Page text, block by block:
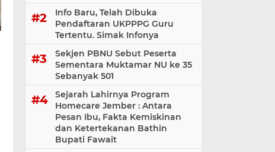
Info Baru, Telah Dibuka
Pendaftaran UKPPPG Guru
Tertentu. Simak Infonya
Sekjen PBNU Sebut Peserta
Sementara Muktamar NU ke 35
Sebanyak 501
Sejarah Lahirnya Program
Homecare Jember : Antara
Pesan Ibu, Fakta Kemiskinan
dan Ketertekanan Bathin
Bupati Fawait